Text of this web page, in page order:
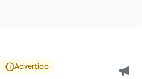
Advertido